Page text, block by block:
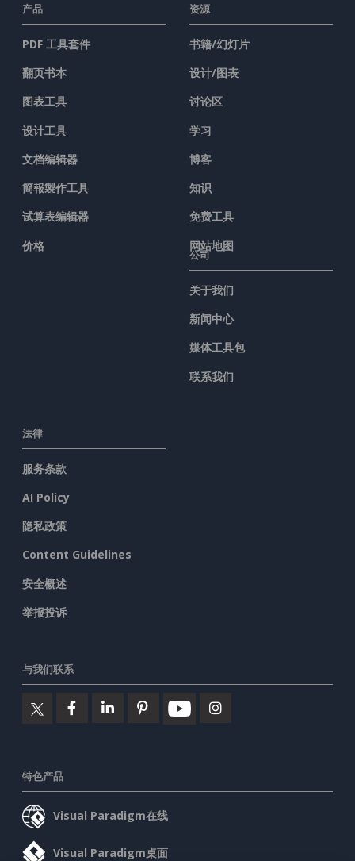
产品
PDF 工具套件
翻页书本
图表工具
设计工具
文档编辑器
簡報製作工具
试算表编辑器
价格
资源
书籍/幻灯片
设计/图表
讨论区
学习
博客
知识
免费工具
网站地图
公司
关于我们
新闻中心
媒体工具包
联系我们
法律
服务条款
AI Policy
隐私政策
Content Guidelines
安全概述
举报投诉
与我们联系
特色产品
Visual Paradigm在线
Visual Paradigm桌面